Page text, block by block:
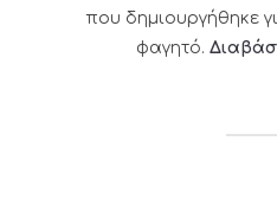
που δημιουργήθηκε
φαγητό.